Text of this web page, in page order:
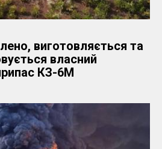
виготовляється та
власний
КЗ-6М